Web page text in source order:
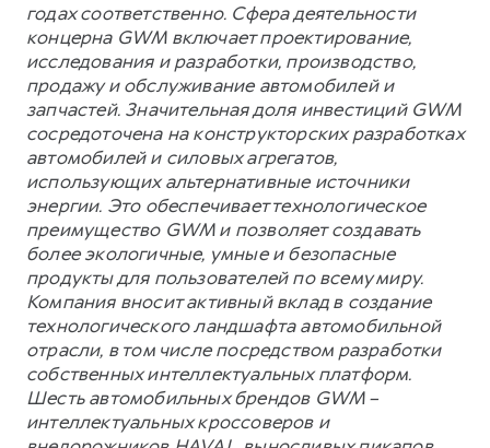
годах соответственно. Сфера деятельности
концерна GWM включает проектирование,
исследования и разработки, производство,
продажу и обслуживание автомобилей и
запчастей. Значительная доля инвестиций GWM
сосредоточена на конструкторских разработках
автомобилей и силовых агрегатов,
использующих альтернативные источники
энергии. Это обеспечивает технологическое
преимущество GWM и позволяет создавать
более экологичные, умные и безопасные
продукты для пользователей по всему миру.
Компания вносит активный вклад в создание
технологического ландшафта автомобильной
отрасли, в том числе посредством разработки
собственных интеллектуальных платформ.
Шесть автомобильных брендов GWM –
интеллектуальных кроссоверов и